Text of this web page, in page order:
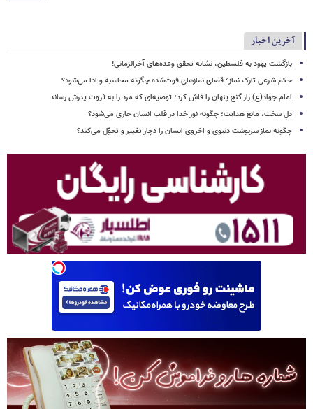
آخرین اخبار
بازگشت یهود به فلسطین، نشانه تحقق وعده‌های آخرالزمانی!
حکم شرعی تارک نماز؛ قضای نمازهای فوت‌شده چگونه محاسبه و ادا می‌شود؟
امام جواد(ع) راز گنج پنهان را فاش کرد؛ توصیه‌ای که مرد را به ثروت پدرش رساند
دلِ سخت، مانع هدایت؛ چگونه نور خدا در قلب انسان جاری می‌شود؟
چگونه نماز سرنوشت دنیوی و اخروی انسان را دچار تغییر و تحوّل می‌کند؟